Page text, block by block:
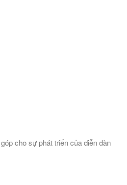
cho sự phát triển của diễn đàn